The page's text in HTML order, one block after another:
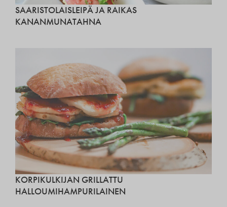
SAARISTOLAISLEIPÄ JA RAIKAS
KANANMUNATAHNA
KORPIKULKIJAN GRILLATTU
HALLOUMIHAMPURILAINEN